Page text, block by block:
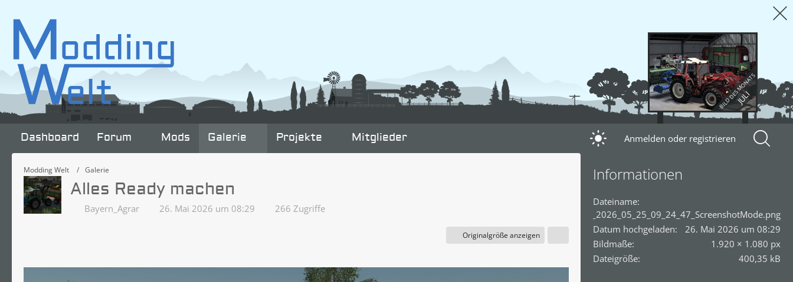
BILD DES MONATS
JULI
Dashboard Forum Mods Galerie Projekte Mitglieder Anmelden oder registrieren
Modding Welt Galerie
Alles Ready machen
Bayern_Agrar 26. Mai 2026 um 08:29 266 Zugriffe
Originalgröße anzeigen
Informationen
Dateiname
fsScreen_2026_05_25_09_24_47_ScreenshotMode.png
Datum hochgeladen
26. Mai 2026 um 08:29
Bildmaße
1.920 × 1.080 px
Dateigröße
400,35 kB